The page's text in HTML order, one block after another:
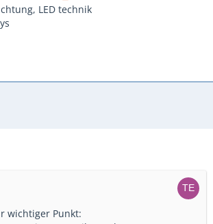
LED technik
wichtiger Punkt: